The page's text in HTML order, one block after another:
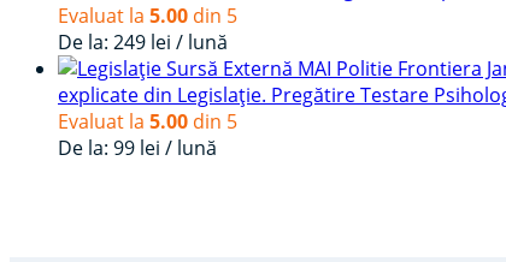
Evaluat la 5.00 din 5
De la: 249 lei / lună
explicate din Legislație. Pregătire Testare
Evaluat la 5.00 din 5
De la: 99 lei / lună